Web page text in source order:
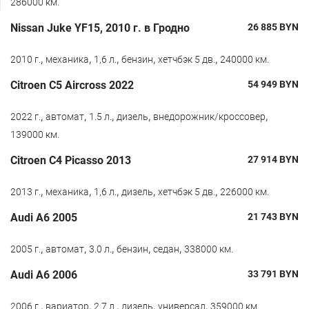
286000 км.
Nissan Juke YF15, 2010 г. в Гродно 26 885BYN
2010 г., механика, 1,6 л., бензин, хетчбэк 5 дв., 240000 км.
Citroen С5 Aircross 2022 54 949BYN
2022 г., автомат, 1.5 л., дизель, внедорожник/кроссовер,
139000 км.
Citroen C4 Picasso 2013 27 914BYN
2013 г., механика, 1,6 л., дизель, хетчбэк 5 дв., 226000 км.
Audi A6 2005 21 743BYN
2005 г., автомат, 3.0 л., бензин, седан, 338000 км.
Audi A6 2006 33 791 BYN
, , , , ,